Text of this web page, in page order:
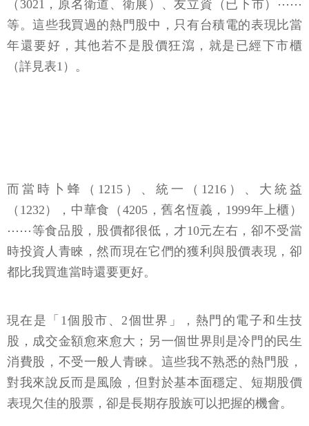
（3021，原名衛道、衛展）、友立資（已下市）⋯⋯
等。這些我買過的熱門股中，只有台積電的表現比當
年還要好，其他若不是股價狂瀉，就是已經下市櫃
（詳見表1）。
而當時卜蜂（1215）、統一（1216）、大統益
（1232），中華食（4205，舊名恆義，1999年上櫃）
⋯⋯等食品股，股價都很低，才10元左右，卻不受當
時投資人青睞，然而現在它們的獲利與股價表現，卻
都比我買進當時還要更好。
現在是「1個股市、2個世界」，熱門的電子和生技
股，成交金額愈來愈大；另一個世界則是冷門的民生
消費股，不受一般人青睞。這些我不熟悉的熱門股，
對我來說反而是風險，但對於基本面穩定、短期股價
表現欠佳的股票，卻是長期存股族可以把握的機會。